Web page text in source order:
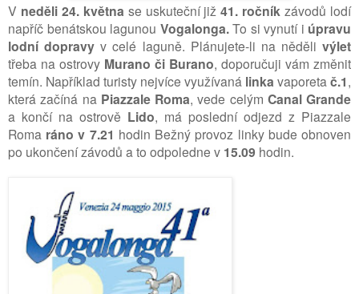
V neděli 24. května se uskuteční již41. ročník závodů lodí
napříč benátskou lagunou Vogalonga.To si vynutí i úpravu
lodní dopravy v celé laguně. Plánujete-li na něděli výlet
třeba na ostrovy Murano či Burano, doporučuji vám změnit
temín. Například turisty nejvíce využívaná linka vaporeta č.1,
která začíná na Piazzale Roma, vede celým Canal Grande
a končí na ostrově Lido, má poslední odjezd z Piazzale
Roma ráno v 7.21 hodin Bežný provoz linky bude obnoven
po ukončení závodů a to odpoledne v 15.09 hodin.